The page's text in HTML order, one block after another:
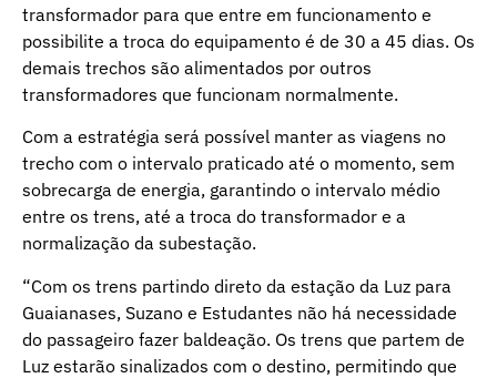
transformador para que entre em funcionamento e
possibilite a troca do equipamento é de 30 a 45 dias. Os
demais trechos são alimentados por outros
transformadores que funcionam normalmente.
Com a estratégia será possível manter as viagens no
trecho com o intervalo praticado até o momento, sem
sobrecarga de energia, garantindo o intervalo médio
entre os trens, até a troca do transformador e a
normalização da subestação.
“Com os trens partindo direto da estação da Luz para
Guaianases, Suzano e Estudantes não há necessidade
do passageiro fazer baldeação. Os trens que partem de
Luz estarão sinalizados com o destino, permitindo que